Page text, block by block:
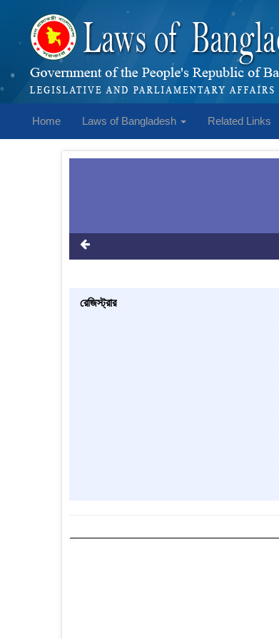
Home Laws of Bangladesh Related Links
রেজিস্ট্রার